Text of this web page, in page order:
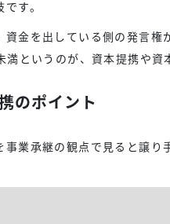
す。
金を出している側の発言
というのが、資本提携や資
のポイント
業承継の観点で見ると譲